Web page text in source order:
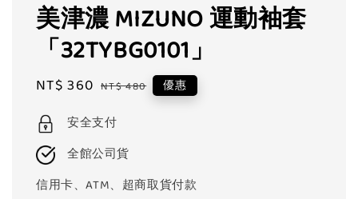
美津濃 MIZUNO 運動袖套
「32TYBG0101」
Sale
NT$ 360 Regular
NT$ 480 優惠
安全支付
全館公司貨
信用卡、ATM、超商取貨付款